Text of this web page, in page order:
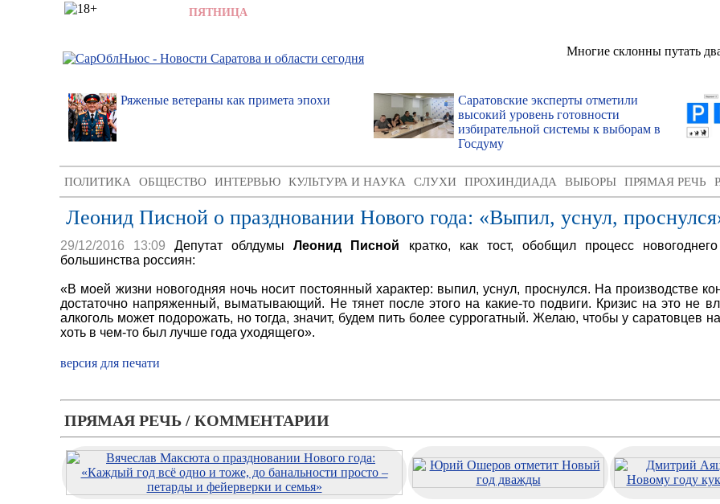
7 АВГУСТА 2026, ПЯТНИЦА
Многие склонны путать
Ряженые ветераны как примета эпохи
Саратовские эксперты отметили
высокий уровень готовности
избирательной системы к выборам в
Госдуму
ПОЛИТИКА ОБЩЕСТВО ИНТЕРВЬЮ КУЛЬТУРА И НАУКА СЛУХИ ПРОХИНДИАДА ВЫБОРЫ ПРЯМАЯ РЕЧЬ
Леонид Писной о праздновании Нового года: «Выпил, уснул,
29/12/2016 13:09 Депутат облдумы Леонид Писной кратко, как тост, обобщил процесс
большинства россиян:
«В моей жизни новогодняя ночь носит постоянный характер: выпил, уснул, проснулся. На производстве
достаточно напряженный, выматывающий. Не тянет после этого на какие-то подвиги. Кризис на это не
алкоголь может подорожать, но тогда, значит, будем пить более суррогатный. Желаю, чтобы у саратовцев
хоть в чем-то был лучше года уходящего».
версия для печати
ПРЯМАЯ РЕЧЬ / КОММЕНТАРИИ